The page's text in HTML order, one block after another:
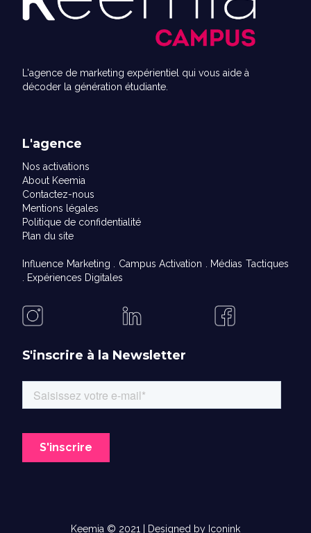
L'agence de marketing expérientiel qui vous aide à
décoder la génération étudiante.
L'agence
Nos activations
About Keemia
Contactez-nous
Mentions légales
Politique de confidentialité
Plan du site
Influence Marketing . Campus Activation . Médias Tactiques
. Expériences Digitales
S'inscrire à la Newsletter
Keemia © 2021 | Designed by Iconink